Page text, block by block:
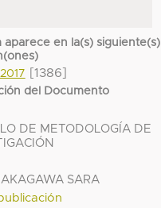
aparece en la(s) siguiente(s)
[1386]
del Documento
DE METODOLOGÍA DE
SARA